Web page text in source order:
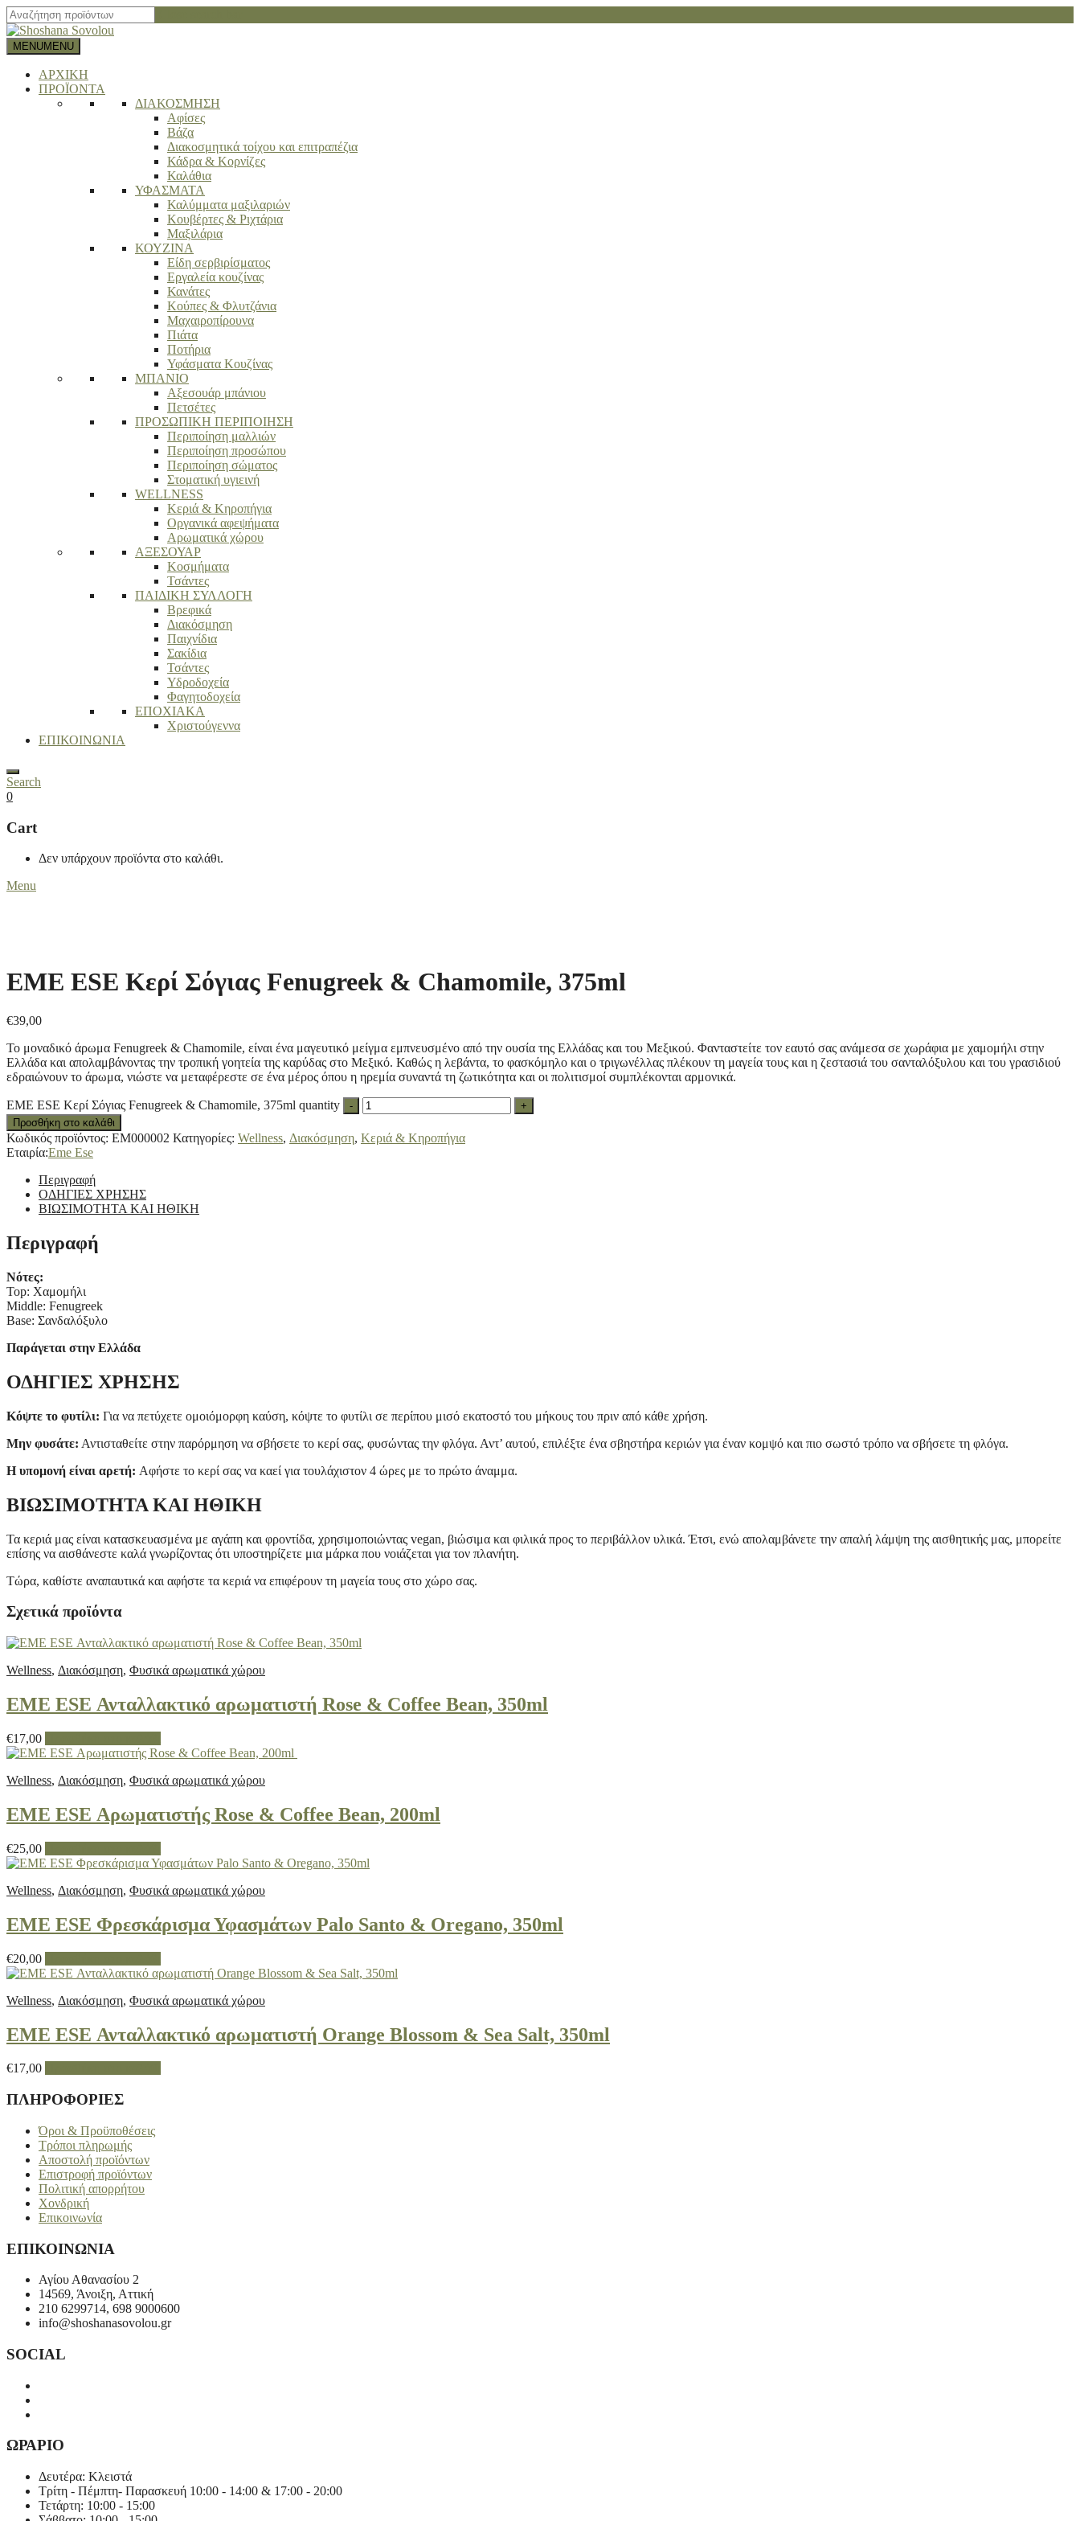
MENUMENU
ΑΡΧΙΚΗ
ΠΡΟΪΟΝΤΑ
ΔΙΑΚΟΣΜΗΣΗ
Αφίσες
Βάζα
Διακοσμητικά τοίχου και επιτραπέζια
Κάδρα & Κορνίζες
Καλάθια
ΥΦΑΣΜΑΤΑ
Καλύμματα μαξιλαριών
Κουβέρτες & Ριχτάρια
Μαξιλάρια
ΚΟΥΖΙΝΑ
Είδη σερβιρίσματος
Εργαλεία κουζίνας
Κανάτες
Κούπες & Φλυτζάνια
Μαχαιροπίρουνα
Πιάτα
Ποτήρια
Υφάσματα Κουζίνας
ΜΠΑΝΙΟ
Αξεσουάρ μπάνιου
Πετσέτες
ΠΡΟΣΩΠΙΚΗ ΠΕΡΙΠΟΙΗΣΗ
Περιποίηση μαλλιών
Περιποίηση προσώπου
Περιποίηση σώματος
Στοματική υγιεινή
WELLNESS
Κεριά & Κηροπήγια
Οργανικά αφεψήματα
Αρωματικά χώρου
ΑΞΕΣΟΥΑΡ
Κοσμήματα
Τσάντες
ΠΑΙΔΙΚΗ ΣΥΛΛΟΓΗ
Βρεφικά
Διακόσμηση
Παιχνίδια
Σακίδια
Τσάντες
Υδροδοχεία
Φαγητοδοχεία
ΕΠΟΧΙΑΚΑ
Χριστούγεννα
ΕΠΙΚΟΙΝΩΝΙΑ
Search
0
Cart
Δεν υπάρχουν προϊόντα στο καλάθι.
Menu
EME ESE Κερί Σόγιας Fenugreek & Chamomile, 375ml
€39,00
Το μοναδικό άρωμα Fenugreek & Chamomile, είναι ένα μαγευτικό μείγμα εμπνευσμένο από την ουσία της Ελλάδας και του Μεξικού. Φανταστείτε τον εαυτό σας ανάμεσα σε χωράφια με χαμομήλι στην
Ελλάδα και απολαμβάνοντας την τροπική γοητεία της καρύδας στο Μεξικό. Καθώς η λεβάντα, το φασκόμηλο και ο τριγωνέλλας πλέκουν τη μαγεία τους και η ζεστασιά του σανταλόξυλου και του γρασιδιού
εδραιώνουν το άρωμα, νιώστε να μεταφέρεστε σε ένα μέρος όπου η ηρεμία συναντά τη ζωτικότητα και οι πολιτισμοί συμπλέκονται αρμονικά.
EME ESE Κερί Σόγιας Fenugreek & Chamomile, 375ml quantity -
+
Προσθήκη στο καλάθι
Κωδικός προϊόντος: EM000002 Κατηγορίες: Wellness, Διακόσμηση, Κεριά & Κηροπήγια
Εταιρία:Eme Ese
Περιγραφή
ΟΔΗΓΙΕΣ ΧΡΗΣΗΣ
ΒΙΩΣΙΜΟΤΗΤΑ ΚΑΙ ΗΘΙΚΗ
Περιγραφή
Νότες:
Top: Χαμομήλι
Middle: Fenugreek
Base: Σανδαλόξυλο
Παράγεται στην Ελλάδα
ΟΔΗΓΙΕΣ ΧΡΗΣΗΣ
Κόψτε το φυτίλι: Για να πετύχετε ομοιόμορφη καύση, κόψτε το φυτίλι σε περίπου μισό εκατοστό του μήκους του πριν από κάθε χρήση.
Μην φυσάτε: Αντισταθείτε στην παρόρμηση να σβήσετε το κερί σας, φυσώντας την φλόγα. Αντ’ αυτού, επιλέξτε ένα σβηστήρα κεριών για έναν κομψό και πιο σωστό τρόπο να σβήσετε τη φλόγα.
Η υπομονή είναι αρετή: Αφήστε το κερί σας να καεί για τουλάχιστον 4 ώρες με το πρώτο άναμμα.
ΒΙΩΣΙΜΟΤΗΤΑ ΚΑΙ ΗΘΙΚΗ
Τα κεριά μας είναι κατασκευασμένα με αγάπη και φροντίδα, χρησιμοποιώντας vegan, βιώσιμα και φιλικά προς το περιβάλλον υλικά. Έτσι, ενώ απολαμβάνετε την απαλή λάμψη της αισθητικής μας, μπορείτε
επίσης να αισθάνεστε καλά γνωρίζοντας ότι υποστηρίζετε μια μάρκα που νοιάζεται για τον πλανήτη.
Τώρα, καθίστε αναπαυτικά και αφήστε τα κεριά να επιφέρουν τη μαγεία τους στο χώρο σας.
Σχετικά προϊόντα
Wellness, Διακόσμηση, Φυσικά αρωματικά χώρου
EME ESE Ανταλλακτικό αρωματιστή Rose & Coffee Bean, 350ml
€17,00
Wellness, Διακόσμηση, Φυσικά αρωματικά χώρου
EME ESE Αρωματιστής Rose & Coffee Bean, 200ml
€25,00
Wellness, Διακόσμηση, Φυσικά αρωματικά χώρου
EME ESE Φρεσκάρισμα Υφασμάτων Palo Santo & Oregano, 350ml
€20,00
Wellness, Διακόσμηση, Φυσικά αρωματικά χώρου
EME ESE Ανταλλακτικό αρωματιστή Orange Blossom & Sea Salt, 350ml
€17,00
ΠΛΗΡΟΦΟΡΙΕΣ
Όροι & Προϋποθέσεις
Τρόποι πληρωμής
Αποστολή προϊόντων
Επιστροφή προϊόντων
Πολιτική απορρήτου
Χονδρική
Επικοινωνία
ΕΠΙΚΟΙΝΩΝΙΑ
Αγίου Αθανασίου 2
14569, Άνοιξη, Αττική
210 6299714, 698 9000600
info@shoshanasovolou.gr
SOCIAL
ΩΡΑΡΙΟ
Δευτέρα: Κλειστά
Τρίτη - Πέμπτη- Παρασκευή 10:00 - 14:00 & 17:00 - 20:00
Τετάρτη: 10:00 - 15:00